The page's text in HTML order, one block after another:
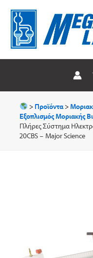
περιεχόμενο
> Προϊόντα>
Εξοπλισμός Μοριακής
Πλήρες Σύστημα
20CBS – Major Science